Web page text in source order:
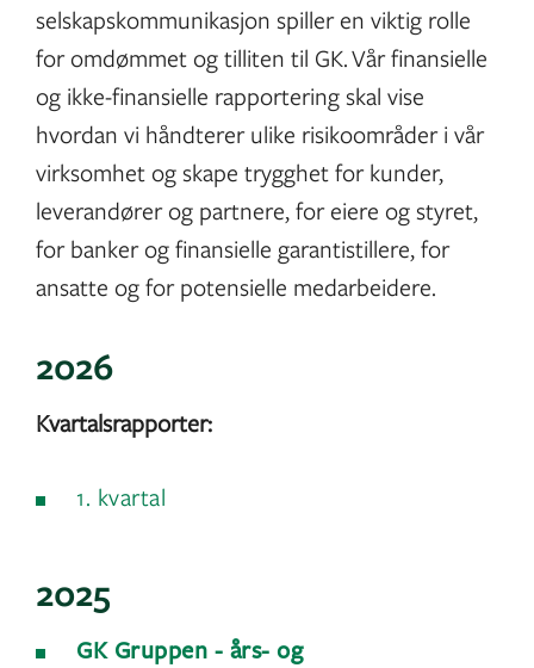
selskapskommunikasjon spiller en viktig rolle
for omdømmet og tilliten til GK. Vår finansielle
og ikke-finansielle rapportering skal vise
hvordan vi håndterer ulike risikoområder i vår
virksomhet og skape trygghet for kunder,
leverandører og partnere, for eiere og styret,
for banker og finansielle garantistillere, for
ansatte og for potensielle medarbeidere.
2026
Kvartalsrapporter:
1. kvartal
2025
GK Gruppen - års- og